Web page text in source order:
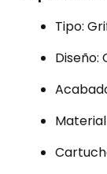
Tipo:
Diseño: